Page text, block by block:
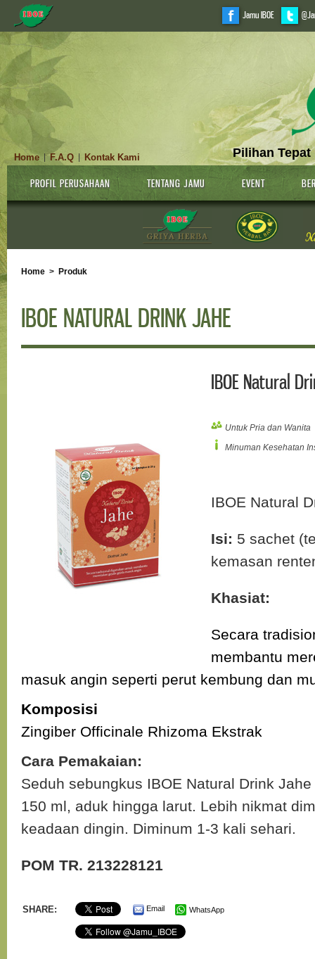
Jamu IBOE
Pilihan Tepat
Home |F.A.Q Kontak Kami
PROFIL PERUSAHAAN TENTANG JAMU EVENT
Home > Produk
IBOE NATURAL DRINK JAHE
IBOE Natural
Untuk Pria dan Wanita
Minuman Kesehatan
IBOE Natural
Isi: 5 sachet
kemasan
Khasiat:
Secara
membantu
masuk angin seperti perut kembung dan
Komposisi
Zingiber Officinale Rhizoma Ekstrak
Cara Pemakaian:
Seduh sebungkus IBOE Natural Drink
150 ml, aduk hingga larut. Lebih nikmat
keadaan dingin. Diminum 1-3 kali sehari.
POM TR. 213228121
SHARE: Email WhatsApp